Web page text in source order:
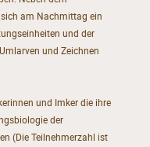
am Nachmittag ein
und der
und Zeichnen
und Imker die ihre
der
(Die Teilnehmerzahl ist